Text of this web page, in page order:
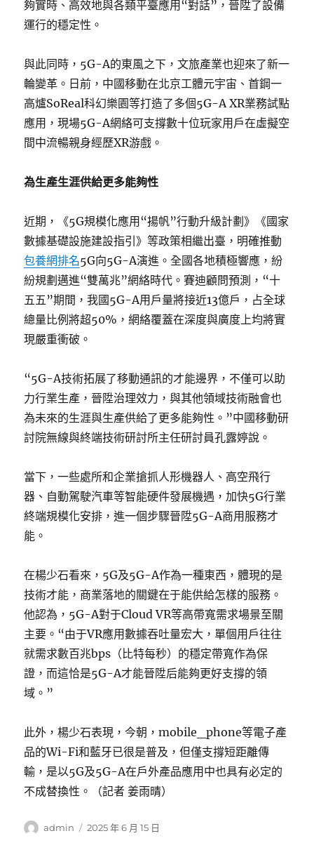
夠實時、高效地與各類平臺應用“對話”，晉陞了設備
運行的穩定性。
與此同時，5G-A的東風之下，文旅產業也迎來了新一
輪變革。日前，中國移動在北京工體元宇宙、首鋼一
高爐SoReal科幻樂園等打造了多個5G-A XR業務試點
應用，現場5G-A網絡可支撐數十位玩家用戶在虛擬空
間中流暢親身經歷XR游戲。
為生產生涯供給更多能夠性
近期，《5G規模化應用“揚帆”行動升級計劃》《國家
數據基礎設施建設指引》等政策相繼出臺，明確推動
包養網排名5G向5G-A演進。全國各地積極響應，紛
紛規劃邁進“雙萬兆”網絡時代。賽迪顧問預測，“十
五五”期間，我國5G-A用戶量將接近13億戶，占全球
總量比例將超50%，網絡覆蓋在深度與廣度上均將實
現嚴重衝破。
“5G-A技術拓展了移動通訊的才能邊界，不僅可以助
力行業生產，晉陞治理效力，與其他領域技術融會也
為未來的生涯與生產供給了更多能夠性。”中國移動研
討院無線與終端技術研討所主任研討員孔露婷說。
當下，一些處所和企業搶抓人形機器人、高空飛行
器、自動駕駛汽車等智能硬件發展機遇，加快5G行業
終端規模化安排，進一個步驟晉陞5G-A商用服務才
能。
在楊少石看來，5G及5G-A作為一種東西，體現的是
技術才能，商業落地的關鍵在于能供給怎樣的服務。
他認為，5G-A對于Cloud VR等高帶寬需求場景至關
主要。“由于VR應用數據吞吐量宏大，單個用戶往往
就需求數百兆bps（比特每秒）的穩定帶寬作為保
證，而這恰是5G-A才能晉陞后能夠更好支撐的領
域。”
此外，楊少石表現，今朝，mobile_phone等電子產
品的Wi-Fi和藍牙已很是普及，但僅支撐短距離傳
輸，是以5G及5G-A在戶外產品應用中也具有必定的
不成替換性。（記者 姜雨晴）
作
admin
發
2025 年 6 月 15 日